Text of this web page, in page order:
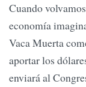
Cuando
economía
Vaca Muerta
aportar los
enviará al